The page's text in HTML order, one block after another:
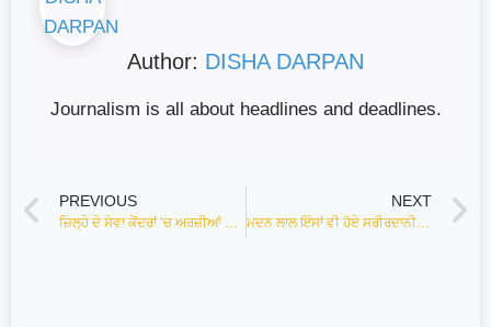
Author: DISHA DARPAN
Journalism is all about headlines and deadlines.
PREVIOUS
ਜ਼ਿਲ੍ਹੇ ਦੇ ਸੇਵਾ ਕੇਂਦਰਾਂ ‘ਚ ਅਰਜ਼ੀਆਂ ਦੇ ਨਿਪਟਾਰੇ ਸਬੰਧੀ ਪੰਜਾਬ ਭਰ ‘ਚੋਂ ਬਠਿੰਡਾ ਮੋਹਰੀ : ਡਿਪਟੀ ਕਮਿਸ਼ਨਰ
NEXT
ਮਦਨ ਲਾਲ ਇੰਸਾਂ ਵੀ ਹੋਏ ਸਰੀਰਦਾਨੀਆਂ ’ਚ ਸ਼ਾਮਿਲ, ਬਲਾਕ ਬਠਿੰਡਾ ਦੇ 127ਵੇਂ ਸਰੀਰਦਾਨੀ ਬਣੇ-ਗੁਰਦੇਵ ਸਿੰਘ ਇੰਸਾਂ